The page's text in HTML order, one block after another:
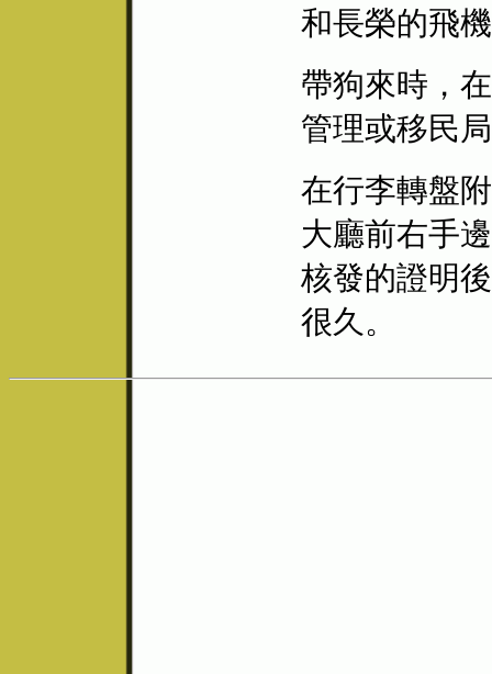
和長榮的飛
帶狗來時，
管理或移民
在行李轉盤
大廳前右手
核發的證明
很久。